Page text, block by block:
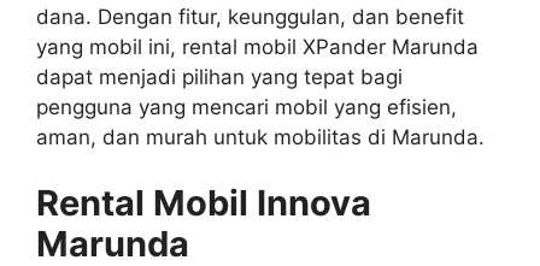
dana. Dengan fitur, keunggulan, dan benefit
yang mobil ini, rental mobil XPander Marunda
dapat menjadi pilihan yang tepat bagi
pengguna yang mencari mobil yang efisien,
aman, dan murah untuk mobilitas di Marunda.
Rental Mobil Innova
Marunda